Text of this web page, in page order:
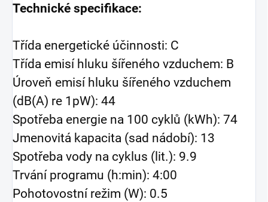
Technické specifikace:
Třída energetické účinnosti: C
Třída emisí hluku šířeného vzduchem: B
Úroveň emisí hluku šířeného vzduchem
(dB(A) re 1pW): 44
Spotřeba energie na 100 cyklů (kWh): 74
Jmenovitá kapacita (sad nádobí): 13
Spotřeba vody na cyklus (lit.): 9.9
Trvání programu (h:min): 4:00
Pohotovostní režim (W): 0.5